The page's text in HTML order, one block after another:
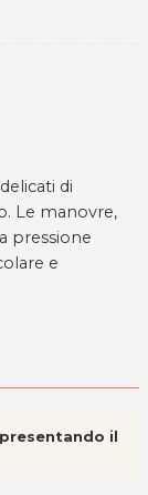
di
Le manovre,
pressione
e
il